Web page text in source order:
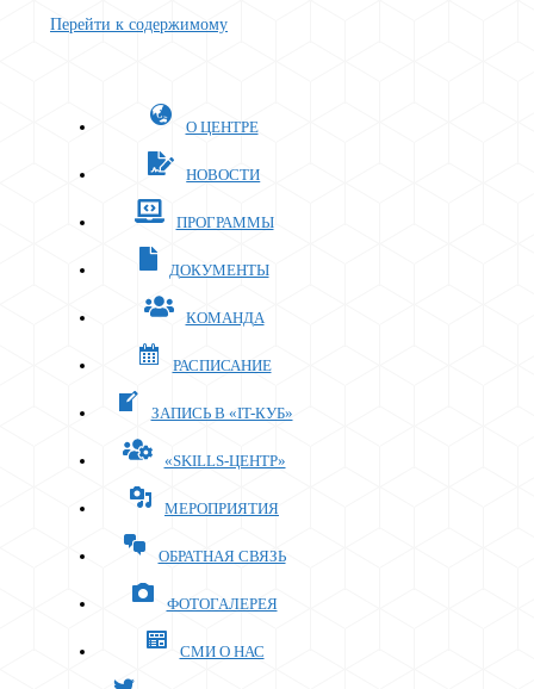
Перейти к содержимому
О ЦЕНТРЕ
НОВОСТИ
ПРОГРАММЫ
ДОКУМЕНТЫ
КОМАНДА
РАСПИСАНИЕ
ЗАПИСЬ В «IT-КУБ»
«SKILLS-ЦЕНТР»
МЕРОПРИЯТИЯ
ОБРАТНАЯ СВЯЗЬ
ФОТОГАЛЕРЕЯ
СМИ О НАС